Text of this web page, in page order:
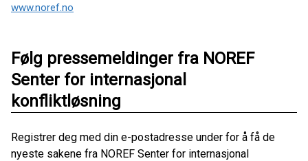
www.noref.no
Følg pressemeldinger fra NOREF
Senter for internasjonal
konfliktløsning
Registrer deg med din e-postadresse under for å få de
nyeste sakene fra NOREF Senter for internasjonal